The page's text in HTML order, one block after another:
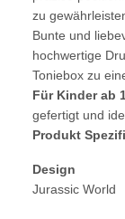
zu
Bunte und
hochwertige
Toniebox zu
Für Kinder ab
gefertigt und
Produkt
Design
Jurassic World